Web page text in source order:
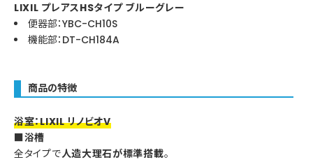
LIXIL プレアスHSタイプ ブルーグレー
便器部：YBC-CH10S
機能部：DT-CH184A
商品の特徴
浴室：LIXIL リノビオV
■浴槽
全タイプで人造大理石が標準搭載。